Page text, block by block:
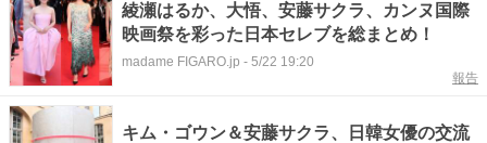
綾瀬はるか、大悟、安藤サクラ、カンヌ国際
映画祭を彩った日本セレブを総まとめ！
madame FIGARO.jp - 5/22 19:20
報告
キム・ゴウン＆安藤サクラ、日韓女優の交流